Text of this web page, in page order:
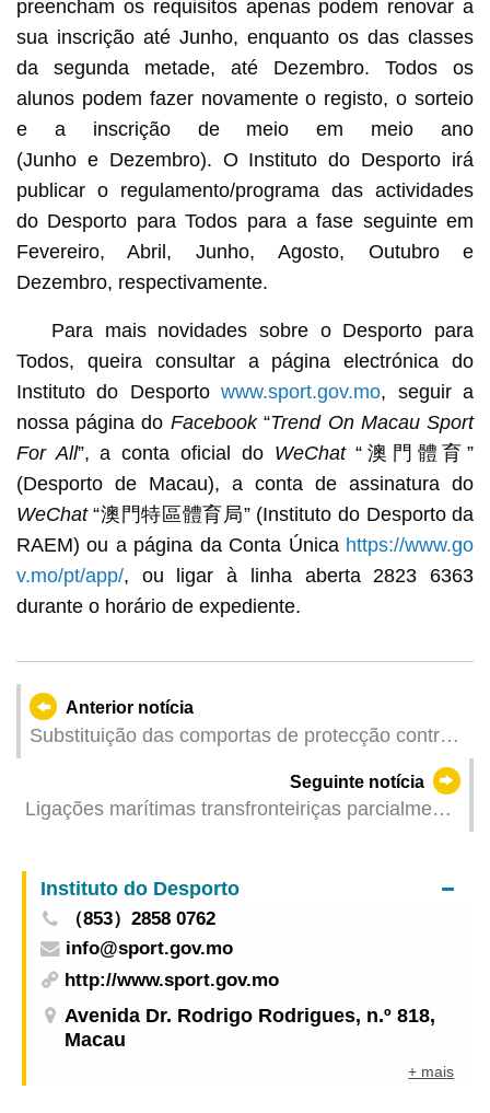
preencham os requisitos apenas podem renovar a
sua inscrição até Junho, enquanto os das classes
da segunda metade, até Dezembro. Todos os
alunos podem fazer novamente o registo, o sorteio
e a inscrição de meio em meio ano
(Junho e Dezembro). O Instituto do Desporto irá
publicar o regulamento/programa das actividades
do Desporto para Todos para a fase seguinte em
Fevereiro, Abril, Junho, Agosto, Outubro e
Dezembro, respectivamente.
Para mais novidades sobre o Desporto para
Todos, queira consultar a página electrónica do
Instituto do Desportowww.sport.gov.mo, seguir a
nossa página do Facebook“Trend On Macau Sport
For All”, a conta oficial do WeChat“澳門體育”
(Desporto de Macau), a conta de assinatura do
WeChat“澳門特區體育局” (Instituto do Desporto da
RAEM) ou a página da Conta Única https://www.go
v.mo/pt/app/, ou ligar à linha aberta 2823 6363
durante o horário de expediente.
Anterior notícia
Substituição das comportas de protecção contra
trânsito no túnel subaquático da UM nos dias 17
e 18 de Junho
Seguinte notícia
Ligações marítimas transfronteiriças parcialmente
Instituto do Desporto
（853）2858 0762
info@sport.gov.mo
http://www.sport.gov.mo
Avenida Dr. Rodrigo Rodrigues, n.º 818,
Macau
+ mais